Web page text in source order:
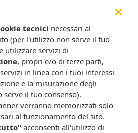
sulla privacy)
al trattamento dei propri dati da
per finalità di invio,
SMS, MMS, fax ed altri mezzi
(come telefonate con
pubblicitario, promozionale, di
×
tecnici necessari al
(per l'utilizzo non serve il tuo
utilizzare servizi di
, propri e/o di terze parti,
in linea con i tuoi interessi
e la misurazione degli
il tuo consenso).
verranno memorizzati solo
al funzionamento del sito.
acconsenti all'utilizzo di